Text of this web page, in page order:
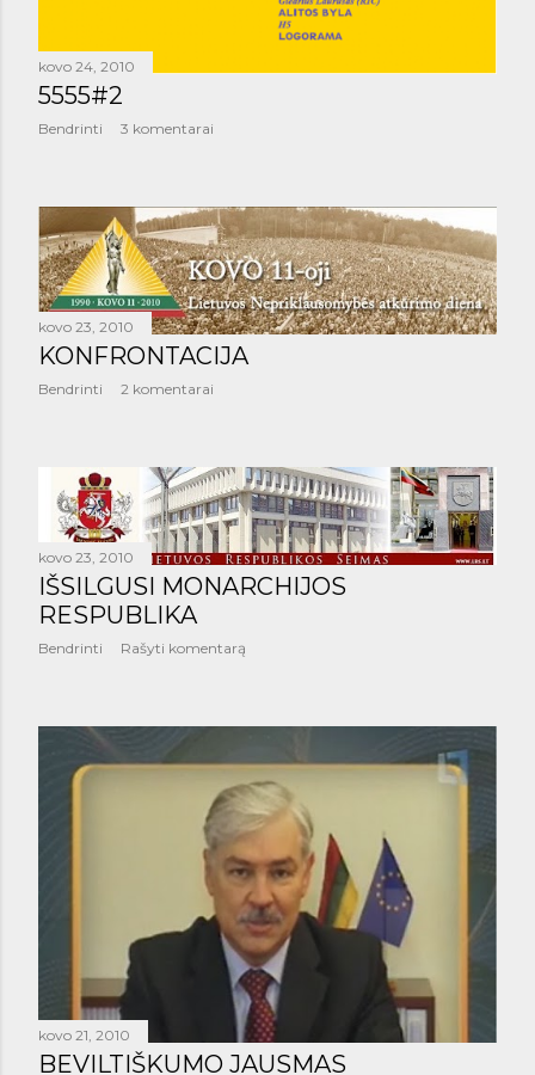
kovo 24, 2010
5555#2
Bendrinti 3 komentarai
kovo 23, 2010
KONFRONTACIJA
Bendrinti 2 komentarai
kovo 23, 2010
IŠSILGUSI MONARCHIJOS
RESPUBLIKA
Bendrinti Rašyti komentarą
kovo 21, 2010
BEVILTIŠKUMO JAUSMAS